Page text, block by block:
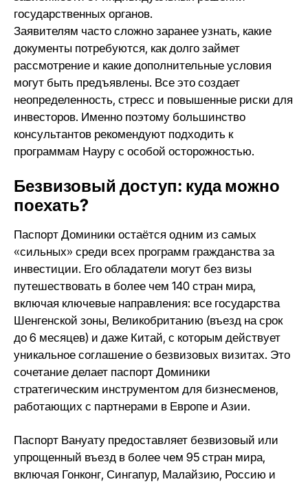
государственных органов.
Заявителям часто сложно заранее узнать, какие
документы потребуются, как долго займет
рассмотрение и какие дополнительные условия
могут быть предъявлены. Все это создает
неопределенность, стресс и повышенные риски для
инвесторов. Именно поэтому большинство
консультантов рекомендуют подходить к
программам Науру с особой осторожностью.
Безвизовый доступ: куда можно
поехать?
Паспорт Доминики остаётся одним из самых
«сильных» среди всех программ гражданства за
инвестиции. Его обладатели могут без визы
путешествовать в более чем 140 стран мира,
включая ключевые направления: все государства
Шенгенской зоны, Великобританию (въезд на срок
до 6 месяцев) и даже Китай, с которым действует
уникальное соглашение о безвизовых визитах. Это
сочетание делает паспорт Доминики
стратегическим инструментом для бизнесменов,
работающих с партнерами в Европе и Азии.
Паспорт Вануату предоставляет безвизовый или
упрощенный въезд в более чем 95 стран мира,
включая Гонконг, Сингапур, Малайзию, Россию и